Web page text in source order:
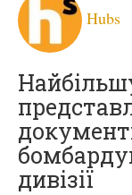
Hubs
дивізії